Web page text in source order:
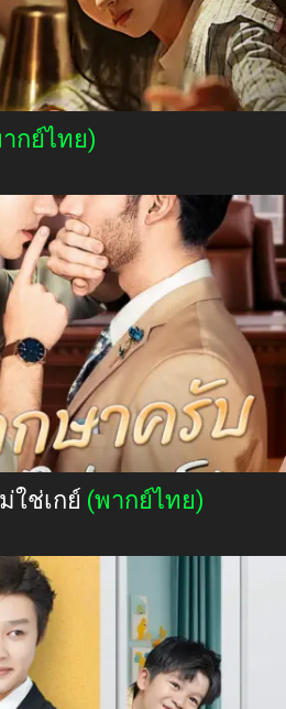
กย์ไทย)
ใช่เกย์ (พากย์ไทย)